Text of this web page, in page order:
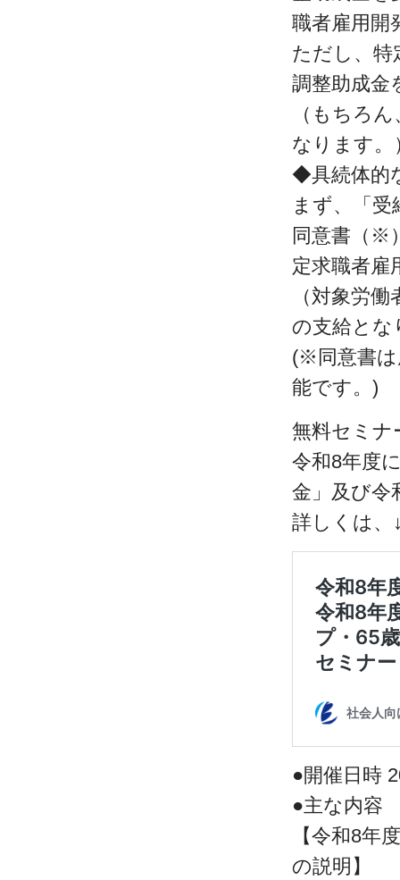
職者雇用開
ただし、特
調整助成金
（もちろ
なります。
◆具続体的
まず、「
同意書（※
定求職者雇
（対象労
の支給とな
(※同意書は
能です。)
無料セミナ
令和8年度
金」及び
詳しくは、
●開催日時
●主
【令和8年
の説明】